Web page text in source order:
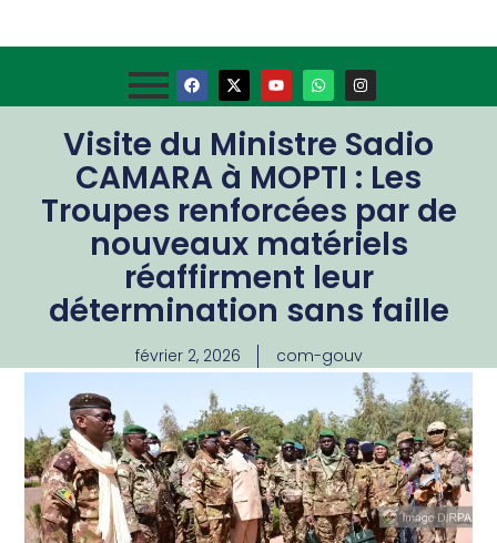
Visite du Ministre Sadio
CAMARA à MOPTI : Les
Troupes renforcées par de
nouveaux matériels
réaffirment leur
détermination sans faille
février 2, 2026 com-gouv